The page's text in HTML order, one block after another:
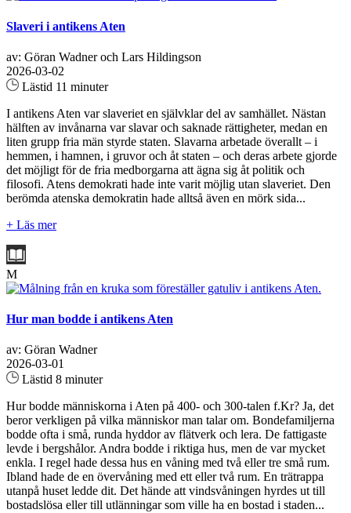
Slaveri i antikens Aten
av: Göran Wadner och Lars Hildingson
2026-03-02
Lästid 11 minuter
I antikens Aten var slaveriet en självklar del av samhället. Nästan
hälften av invånarna var slavar och saknade rättigheter, medan en
liten grupp fria män styrde staten. Slavarna arbetade överallt – i
hemmen, i hamnen, i gruvor och åt staten – och deras arbete gjorde
det möjligt för de fria medborgarna att ägna sig åt politik och
filosofi. Atens demokrati hade inte varit möjlig utan slaveriet. Den
berömda atenska demokratin hade alltså även en mörk sida...
+ Läs mer
M
Hur man bodde i antikens Aten
av: Göran Wadner
2026-03-01
Lästid 8 minuter
Hur bodde människorna i Aten på 400- och 300-talen f.Kr? Ja, det
beror verkligen på vilka människor man talar om. Bondefamiljerna
bodde ofta i små, runda hyddor av flätverk och lera. De fattigaste
levde i bergshålor. Andra bodde i riktiga hus, men de var mycket
enkla. I regel hade dessa hus en våning med två eller tre små rum.
Ibland hade de en övervåning med ett eller två rum. En trätrappa
utanpå huset ledde dit. Det hände att vindsvåningen hyrdes ut till
bostadslösa eller till utlänningar som ville ha en bostad i staden...